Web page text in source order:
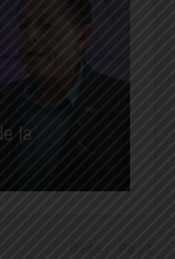
la
Older Post